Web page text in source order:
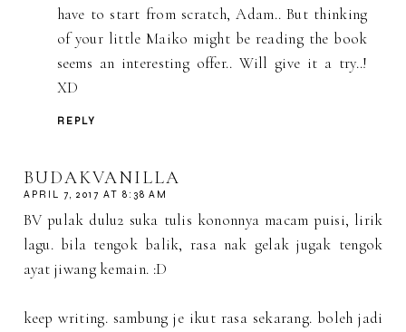
have to start from scratch, Adam.. But thinking
of your little Maiko might be reading the book
seems an interesting offer.. Will give it a try..!
XD
REPLY
BUDAKVANILLA
APRIL 7, 2017 AT 8:38 AM
BV pulak dulu2 suka tulis kononnya macam puisi, lirik
lagu. bila tengok balik, rasa nak gelak jugak tengok
ayat jiwang kemain. :D
keep writing. sambung je ikut rasa sekarang. boleh jadi